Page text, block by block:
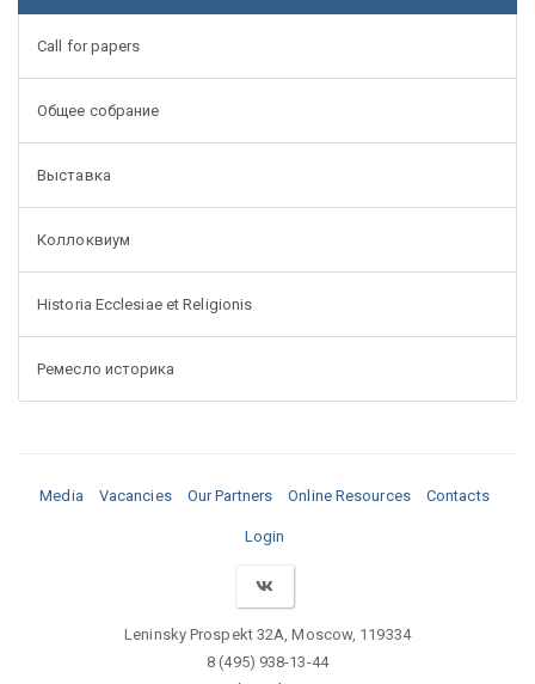
Call for papers
Общее собрание
Выставка
Коллоквиум
Historia Ecclesiae et Religionis
Ремесло историка
Media Vacancies Our Partners Online Resources Contacts
Login
Leninsky Prospekt 32A, Moscow, 119334
8 (495) 938-13-44